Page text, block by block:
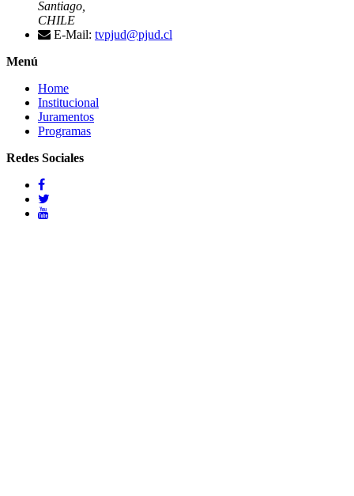
Santiago,
CHILE
E-Mail: tvpjud@pjud.cl
Menú
Home
Institucional
Juramentos
Programas
Redes Sociales